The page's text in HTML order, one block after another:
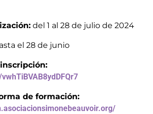
del 1 al 28 de julio de 2024
el 28 de junio
de formación: